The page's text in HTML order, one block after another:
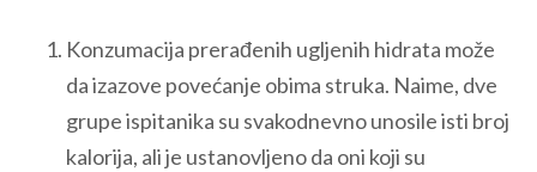
Konzumacija prerađenih ugljenih hidrata može
da izazove povećanje obima struka. Naime, dve
grupe ispitanika su svakodnevno unosile isti broj
kalorija, ali je ustanovljeno da oni koji su